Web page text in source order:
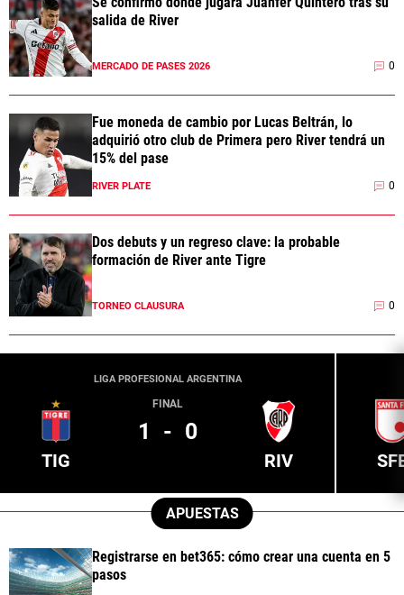
salida de River
MERCADO DE PASES 2026 0
Fue moneda de cambio por Lucas Beltrán, lo
adquirió otro club de Primera pero River tendrá un
15% del pase
RIVER PLATE 0
Dos debuts y un regreso clave: la probable
formación de River ante Tigre
TORNEO CLAUSURA 0
LIGA PROFESIONAL ARGENTINA
TIG
FINAL
1 - 0
RIV
APUESTAS
Registrarse en bet365: cómo crear una cuenta en 5
pasos